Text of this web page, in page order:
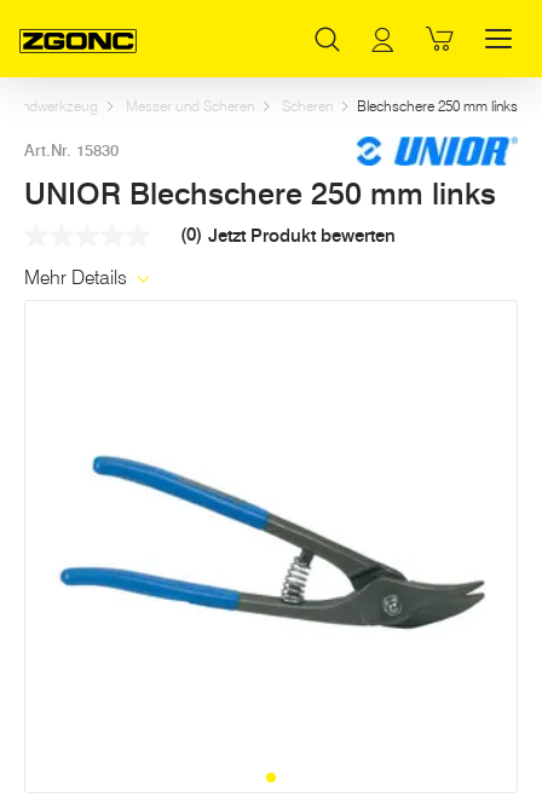
Handwerkzeug Messer und Scheren Scheren Blechschere 250 mm links
Art.Nr. 15830
UNIOR Blechschere 250 mm links
Link
(0) Jetzt Produkt bewerten
Mehr Details